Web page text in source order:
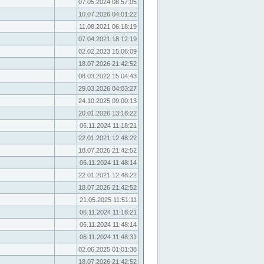
07.05.2024 08:57:05
10.07.2026 04:01:22
11.08.2021 06:18:19
07.04.2021 18:12:19
02.02.2023 15:06:09
18.07.2026 21:42:52
08.03.2022 15:04:43
29.03.2026 04:03:27
24.10.2025 09:00:13
20.01.2026 13:18:22
06.11.2024 11:18:21
22.01.2021 12:48:22
18.07.2026 21:42:52
06.11.2024 11:48:14
22.01.2021 12:48:22
18.07.2026 21:42:52
21.05.2025 11:51:11
06.11.2024 11:18:21
06.11.2024 11:48:14
06.11.2024 11:48:31
02.06.2025 01:01:38
18.07.2026 21:42:52